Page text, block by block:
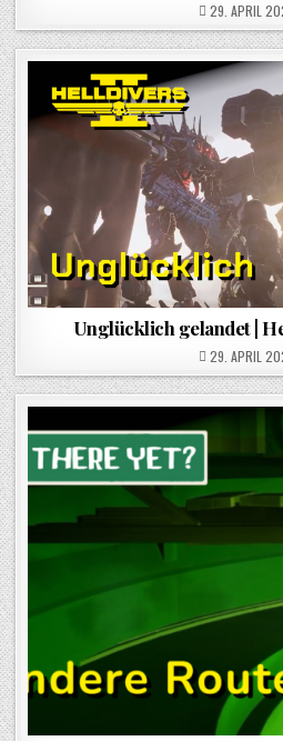
POSTED ON
29. APRIL
Unglücklich gelandet |
POSTED ON
29. APRIL